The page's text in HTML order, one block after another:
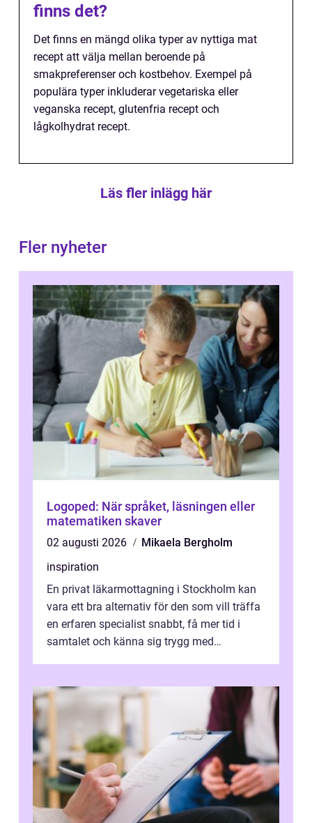
finns det?
Det finns en mängd olika typer av nyttiga mat
recept att välja mellan beroende på
smakpreferenser och kostbehov. Exempel på
populära typer inkluderar vegetariska eller
veganska recept, glutenfria recept och
lågkolhydrat recept.
Läs fler inlägg här
Fler nyheter
Logoped: När språket, läsningen eller
matematiken skaver
02 augusti 2026
Mikaela Bergholm
inspiration
En privat läkarmottagning i Stockholm kan
vara ett bra alternativ för den som vill träffa
en erfaren specialist snabbt, få mer tid i
samtalet och känna sig trygg med